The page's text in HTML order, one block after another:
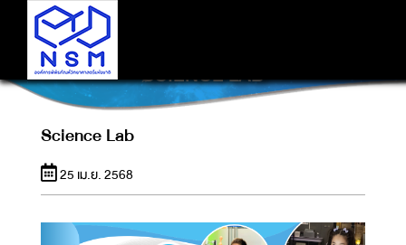
SCIENCE LAB
Science Lab
25 เม.ย. 2568